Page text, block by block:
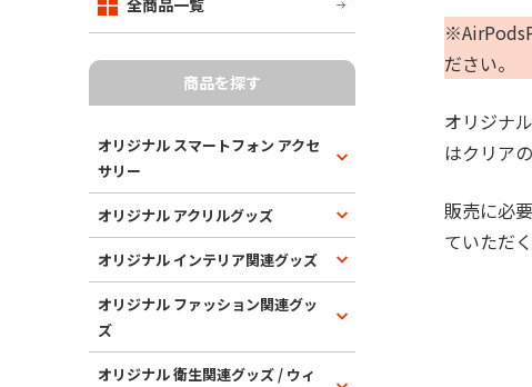
商品を探す
オリジナル スマートフォン アクセ
サリー
オリジナル アクリルグッズ
オリジナル インテリア関連グッズ
オリジナル ファッション関連グッ
ズ
オリジナル 衛生関連グッズ / ウィ
ださい。
オリジナ
はクリア
販売に必
ていただ